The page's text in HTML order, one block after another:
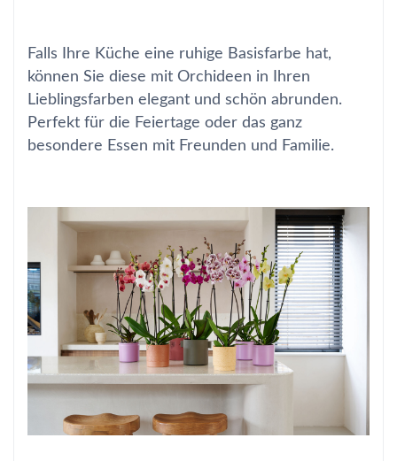
Falls Ihre Küche eine ruhige Basisfarbe hat,
können Sie diese mit Orchideen in Ihren
Lieblingsfarben elegant und schön abrunden.
Perfekt für die Feiertage oder das ganz
besondere Essen mit Freunden und Familie.